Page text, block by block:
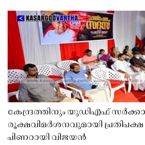
കേന്ദ്രത്തിനും യുഡിഎഫ്
രൂക്ഷവിമർശനവുമായി
പിണറായി വിജയൻ